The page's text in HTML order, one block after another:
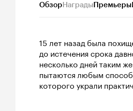
ОбзорНаградыПремьеры
15 лет назад была
до истечения срока
несколько дней таким
пытаются любым
которого украли